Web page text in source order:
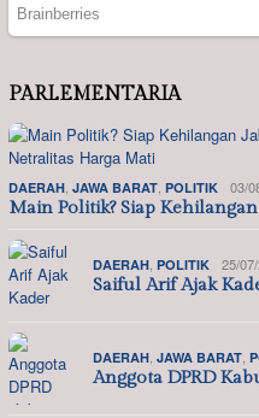
PARLEMENTARIA
DAERAH JAWA BARAT POLITIK 03/
Main Politik? Siap
DAERAH POLITIK 25/
Saiful Arif Ajak
DAERAH JAWA BARAT
Anggota DPRD